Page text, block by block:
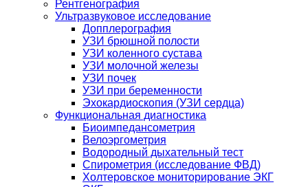
Рентгенография
Ультразвуковое исследование
Допплерография
УЗИ брюшной полости
УЗИ коленного сустава
УЗИ молочной железы
УЗИ почек
УЗИ при беременности
Эхокардиоскопия (УЗИ сердца)
Функциональная диагностика
Биоимпедансометрия
Велоэргометрия
Водородный дыхательный тест
Спирометрия (исследование ФВД)
Холтеровское мониторирование ЭКГ